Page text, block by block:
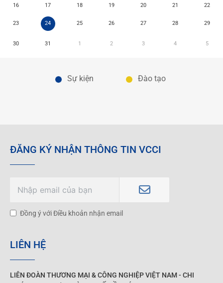
16 17 18 19 20 21 22
23 24 25 26 27 28 29
30 31 1 2 3 4 5
Sự kiện Đào tạo
ĐĂNG KÝ NHẬN THÔNG TIN VCCI
Đồng ý với Điều khoản nhận email
LIÊN HỆ
LIÊN ĐOÀN THƯƠNG MẠI &CÔNG NGHIỆPVIỆT NAM - CHI